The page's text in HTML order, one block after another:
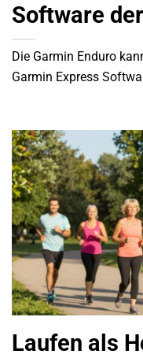
Software
Die Garmin Enduro
Garmin Express
Laufen als